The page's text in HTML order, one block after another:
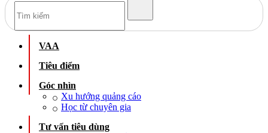
VAA
Tiêu điểm
Góc nhìn
Xu hướng quảng cáo
Học từ chuyên gia
Tư vấn tiêu dùng